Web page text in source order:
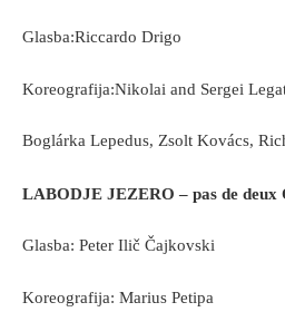
Glasba:Riccardo Drigo
Koreografija:Nikolai and Sergei
Boglárka Lepedus, Zsolt Kovács,
LABODJE JEZERO – pas de deux
Glasba: Peter Ilič Čajkovski
Koreografija: Marius Petipa